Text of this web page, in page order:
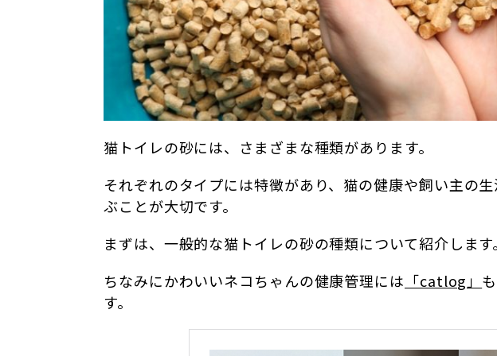
猫トイレの砂には、さまざまな種類があります。
それぞれのタイプには特徴があり、猫の健康や飼い主の
ぶことが大切です。
まずは、一般的な猫トイレの砂の種類について紹介します。
ちなみにかわいいネコちゃんの健康管理には 「catlog」
す。